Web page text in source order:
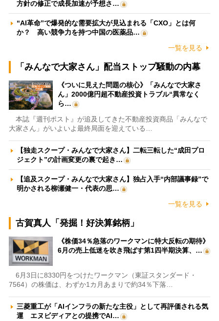
方針の修正で成長加速が予想さ…
“AI革命”で爆発的な需要拡大が見込まれる「CXO」とは何
か？ 高い競争力を持つ中国の医薬品…
一覧を見る
「みんなで大家さん」配当ストップ騒動の内幕
《ついに見えた問題の核心》「みんなで大家さ
ん」2000億円超不動産投資トラブル“異常なく
ら…
本誌『週刊ポスト』が追及してきた不動産投資商品「みんなで
大家さん」がいよいよ最終局面を迎えている…
【独走スクープ・みんなで大家さん】二転三転した“成田プロ
ジェクト”の計画変更の裏で起き…
【追及スクープ・みんなで大家さん】独占入手“内部議事録”で
明かされる柳瀬健一・代表の思…
一覧を見る
古賀真人「発掘！好決算銘柄」
《株価34％急落のワークマンに特大反転の期待》
6月の売上低迷を吹き飛ばす第1四半期決算、…
6月3日に8330円をつけたワークマン（東証スタンダード・
7564）の株価は、わずか1カ月あまりで約34％下落…
三菱重工が「AIインフラの新たな主役」として再評価される気
運 エヌビディアとの提携でAI…